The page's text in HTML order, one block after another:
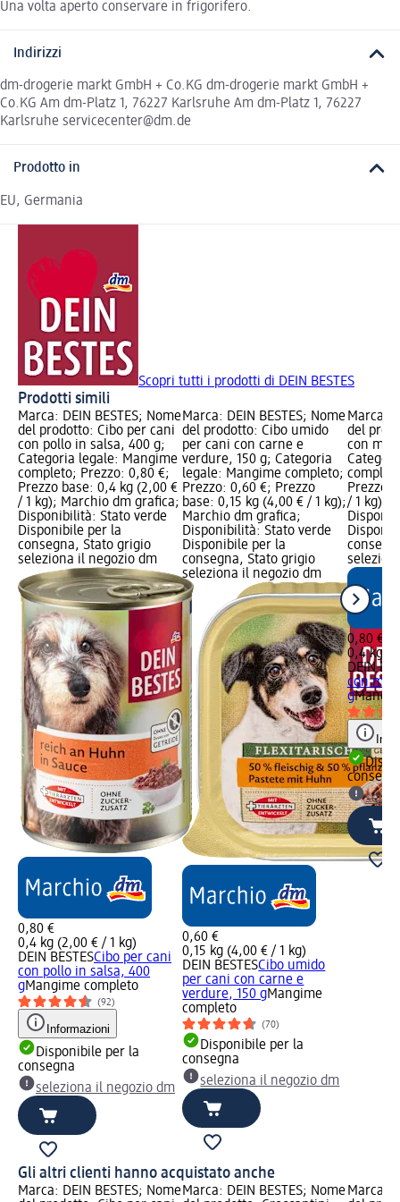
Una volta aperto conservare in frigorifero.
Indirizzi
dm-drogerie markt GmbH + Co.KG dm-drogerie markt GmbH +
Co.KG Am dm-Platz 1, 76227 Karlsruhe Am dm-Platz 1, 76227
Karlsruhe servicecenter@dm.de
Prodotto in
EU, Germania
Scopri tutti i prodotti di DEIN BESTES
Prodotti simili
Marca: DEIN BESTES; Nome
del prodotto: Cibo per cani
con pollo in salsa, 400 g;
Categoria legale: Mangime
completo; Prezzo: 0,80 €;
Prezzo base: 0,4 kg (2,00 €
/ 1 kg); Marchio dm grafica;
Disponibilità: Stato verde
Disponibile per la
consegna, Stato grigio
seleziona il negozio dm
0,80 €
0,4 kg (2,00 € / 1 kg)
DEIN BESTESCibo per cani
con pollo in salsa, 400
gMangime completo
(92)
Informazioni
Disponibile per la
consegna
seleziona il negozio dm
Marca: DEIN BESTES; Nome
del prodotto: Cibo umido
per cani con carne e
verdure, 150 g; Categoria
legale: Mangime completo;
Prezzo: 0,60 €; Prezzo
base: 0,15 kg (4,00 € / 1 kg);
Marchio dm grafica;
Disponibilità: Stato verde
Disponibile per la
consegna, Stato grigio
seleziona il negozio dm
0,60 €
0,15 kg (4,00 € / 1 kg)
DEIN BESTESCibo umido
per cani con carne e
verdure, 150 gMangime
completo
(70)
Disponibile per la
consegna
seleziona il negozio dm
Marca:
del
con
Prezzo
/ 1 kg);
0,80 €
0,4 kg
DEIN
con
g
Gli altri clienti hanno acquistato anche
Marca: DEIN BESTES; Nome Marca: DEIN BESTES; Nome Marca: